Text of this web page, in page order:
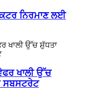
ਨਿਰਮਾਣ ਲਈ
ਖਾਲੀ ਉੱਚ
ਸਬਸਟਰੇਟ